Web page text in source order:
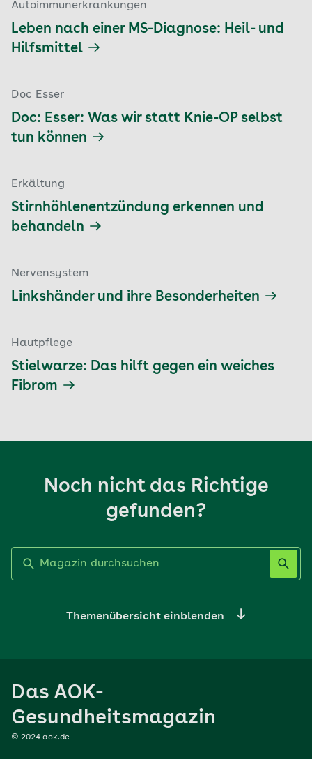
Autoimmunerkrankungen
Leben nach einer MS-Diagnose: Heil- und
Hilfsmittel
Doc Esser
Doc: Esser: Was wir statt Knie-OP selbst
tun können
Erkältung
Stirnhöhlenentzündung erkennen und
behandeln
Nervensystem
Linkshänder und ihre Besonderheiten
Hautpflege
Stielwarze: Das hilft gegen ein weiches
Fibrom
Noch nicht das Richtige
gefunden?
Themenübersicht einblenden
Sport
Das AOK-
Gesundheitsmagazin
© 2024 aok.de